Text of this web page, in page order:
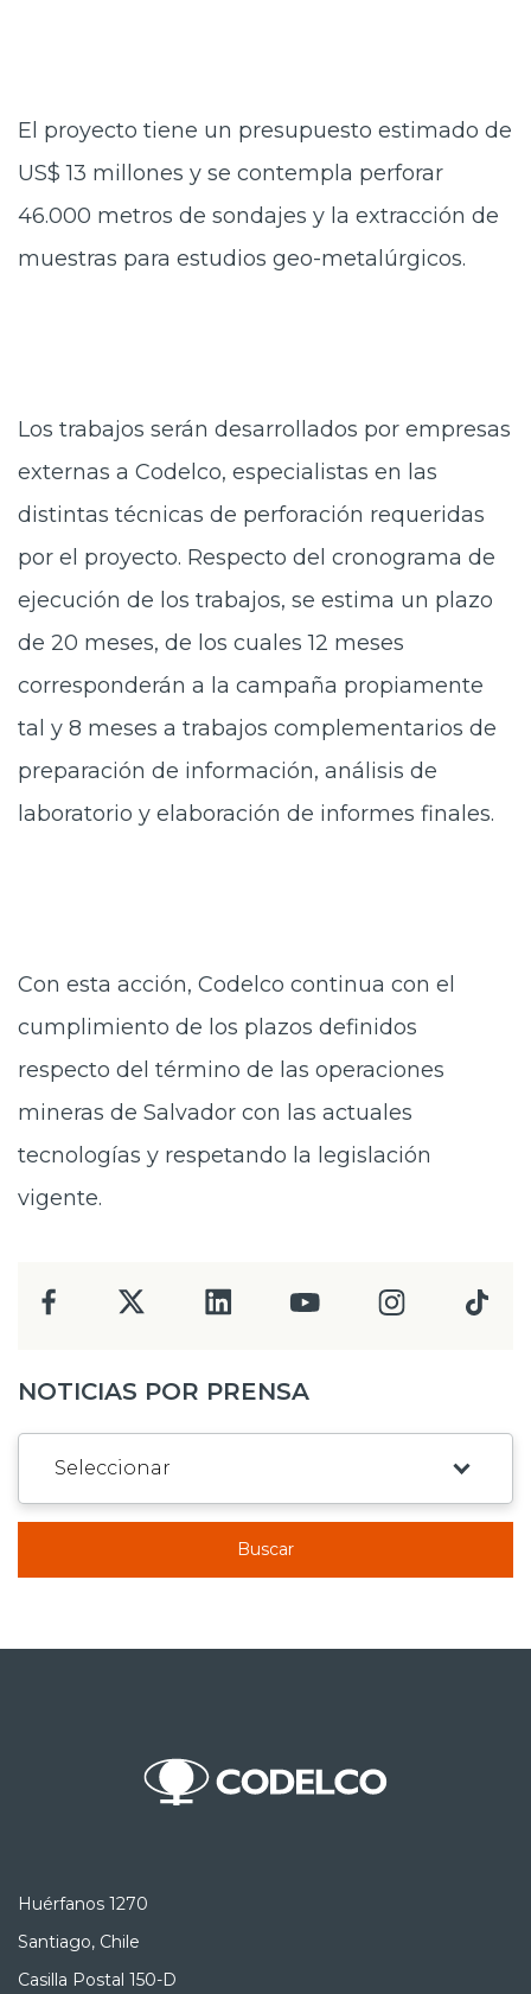
El proyecto tiene un presupuesto estimado de
US$ 13 millones y se contempla perforar
46.000 metros de sondajes y la extracción de
muestras para estudios geo-metalúrgicos.
Los trabajos serán desarrollados por empresas
externas a Codelco, especialistas en las
distintas técnicas de perforación requeridas
por el proyecto. Respecto del cronograma de
ejecución de los trabajos, se estima un plazo
de 20 meses, de los cuales 12 meses
corresponderán a la campaña propiamente
tal y 8 meses a trabajos complementarios de
preparación de información, análisis de
laboratorio y elaboración de informes finales.
Con esta acción, Codelco continua con el
cumplimiento de los plazos definidos
respecto del término de las operaciones
mineras de Salvador con las actuales
tecnologías y respetando la legislación
vigente.
NOTICIAS POR PRENSA
Buscar
Huérfanos 1270
Santiago, Chile
Casilla Postal 150-D